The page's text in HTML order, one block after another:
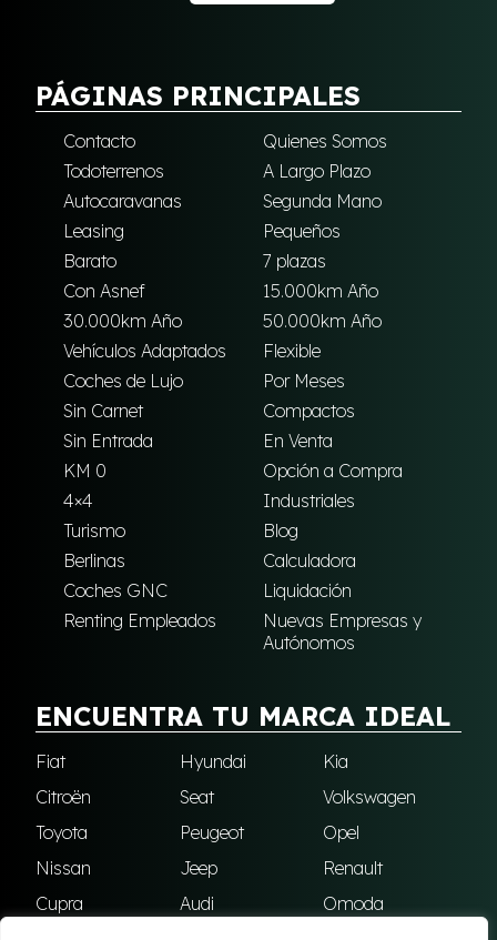
PÁGINAS PRINCIPALES
Contacto
Quienes Somos
Todoterrenos
A Largo Plazo
Autocaravanas
Segunda Mano
Leasing
Pequeños
Barato
7 plazas
Con Asnef
15.000km Año
30.000km Año
50.000km Año
Vehículos Adaptados
Flexible
Coches de Lujo
Por Meses
Sin Carnet
Compactos
Sin Entrada
En Venta
KM 0
Opción a Compra
4×4
Industriales
Turismo
Blog
Berlinas
Calculadora
Coches GNC
Liquidación
Renting Empleados
Nuevas Empresas y
Autónomos
ENCUENTRA TU MARCA IDEAL
Fiat Hyundai
Kia
Citroën
Seat
Volkswagen
Toyota
Peugeot
Opel
Nissan
Jeep
Renault
Cupra
Audi
Omoda